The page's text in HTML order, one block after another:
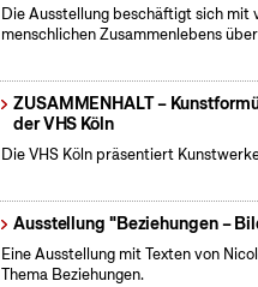
Die Ausstellung beschäftigt sich
menschlichen Zusammenlebens
ZUSAMMENHALT –
der VHS Köln
Die VHS Köln präsentiert
Ausstellung "Beziehungen –
Eine Ausstellung mit Texten von
Thema Beziehungen.